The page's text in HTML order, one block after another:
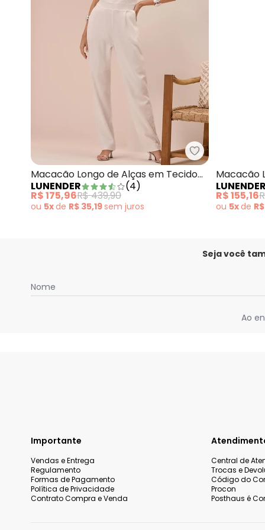
Lunender -
Macacão Longo de Alças em Tecido
Branco
LUNENDER (4)
R$ 175,96R$ 439,90
ou 5xde R$ 35,19sem juros
Macacão
Vermelho
LUNENDER
R$ 155,16
ou 5xde
Seja você
Nome
Ao
Importante
Vendas e Entrega
Regulamento
Formas de Pagamento
Política de Privacidade
Contrato Compra e Venda
Central de
Trocas e
Código do
Procon
Posthaus é